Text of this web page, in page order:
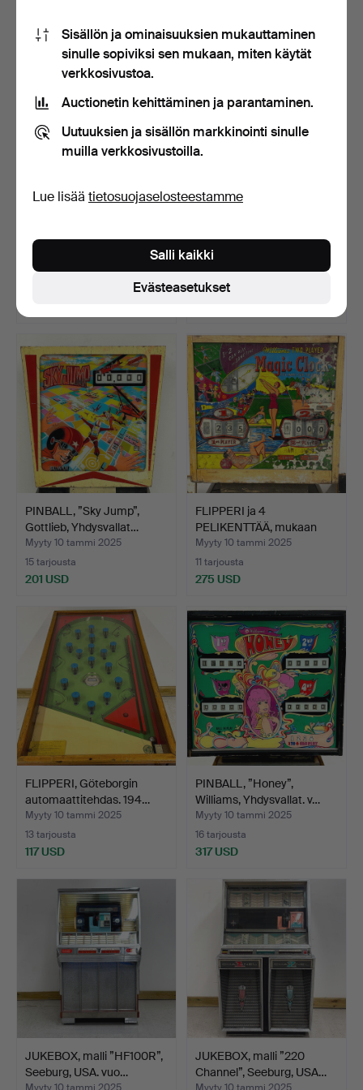
254 USD 190 USD
PINBALL, ”Lucky Strike”,
Myyty 10 tammi 2025
PINBALL, ”Fun Land”,
Gottlieb, Yhdysvallat…
Myyty 10 tammi 2025
18 tarjousta
PINBALL, ”Sky Jump”,
Gottlieb, Yhdysvallat…
Myyty 10 tammi 2025
15 tarjousta
201 USD
FLIPPERI ja 4
PELIKENTTÄÄ, mukaan
lukien ”…
Myyty 10 tammi 2025
11 tarjousta
275 USD
FLIPPERI, Göteborgin
automaattitehdas. 194…
Myyty 10 tammi 2025
13 tarjousta
117 USD
PINBALL, ”Honey”,
Williams, Yhdysvallat. v…
Myyty 10 tammi 2025
16 tarjousta
317 USD
JUKEBOX, malli ”HF100R”,
Seeburg, USA. vuo…
Myyty 10 tammi 2025
JUKEBOX, malli ”220
Channel”, Seeburg, USA…
Myyty 10 tammi 2025
Sisällön ja ominaisuuksien mukauttaminen
sinulle sopiviksi sen mukaan, miten käytät
verkkosivustoa.
Auctionetin kehittäminen ja parantaminen.
Uutuuksien ja sisällön markkinointi sinulle
muilla verkkosivustoilla.
Lue lisää tietosuojaselosteestamme
Evästeasetukset
Salli kaikki